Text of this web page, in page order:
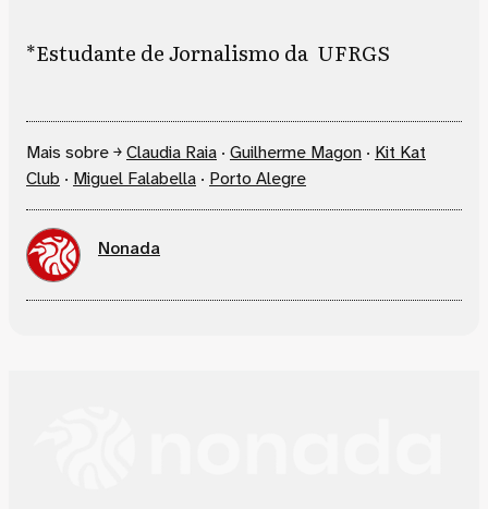
*Estudante de Jornalismo da UFRGS
Mais sobre ￫Claudia Raia · Guilherme Magon · Kit Kat
Club · Miguel Falabella · Porto Alegre
Nonada